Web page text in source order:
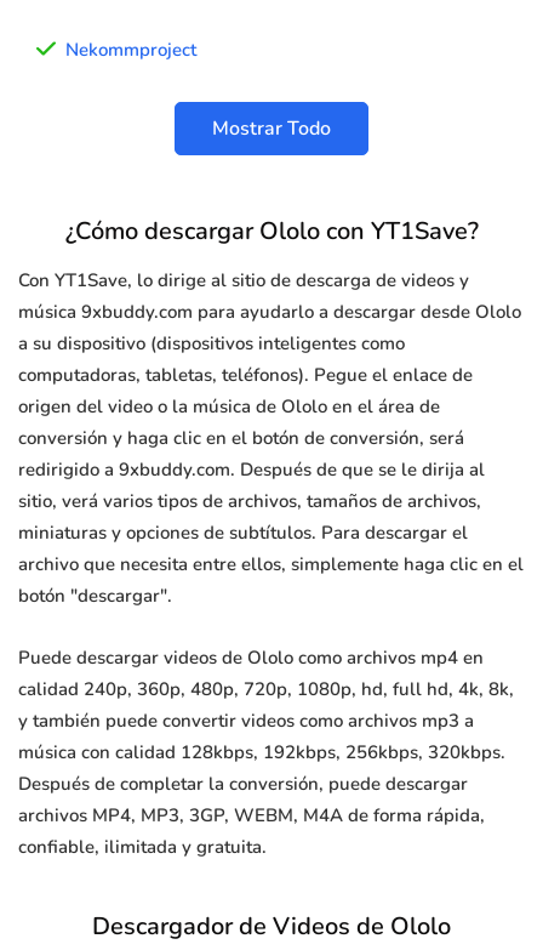
Nekommproject
Mostrar Todo
¿Cómo descargar Ololo con YT1Save?
Con YT1Save, lo dirige al sitio de descarga de videos y
música 9xbuddy.com para ayudarlo a descargar desde Ololo
a su dispositivo (dispositivos inteligentes como
computadoras, tabletas, teléfonos). Pegue el enlace de
origen del video o la música de Ololo en el área de
conversión y haga clic en el botón de conversión, será
redirigido a 9xbuddy.com. Después de que se le dirija al
sitio, verá varios tipos de archivos, tamaños de archivos,
miniaturas y opciones de subtítulos. Para descargar el
archivo que necesita entre ellos, simplemente haga clic en el
botón "descargar".
Puede descargar videos de Ololo como archivos mp4 en
calidad 240p, 360p, 480p, 720p, 1080p, hd, full hd, 4k, 8k,
y también puede convertir videos como archivos mp3 a
música con calidad 128kbps, 192kbps, 256kbps, 320kbps.
Después de completar la conversión, puede descargar
archivos MP4, MP3, 3GP, WEBM, M4A de forma rápida,
confiable, ilimitada y gratuita.
Descargador de Videos de Ololo